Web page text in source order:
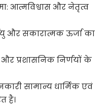
आत्मविश्वास और नेतृत्व
और सकारात्मक ऊर्जा का
और प्रशासनिक निर्णयों के
सामान्य धार्मिक एवं
है।